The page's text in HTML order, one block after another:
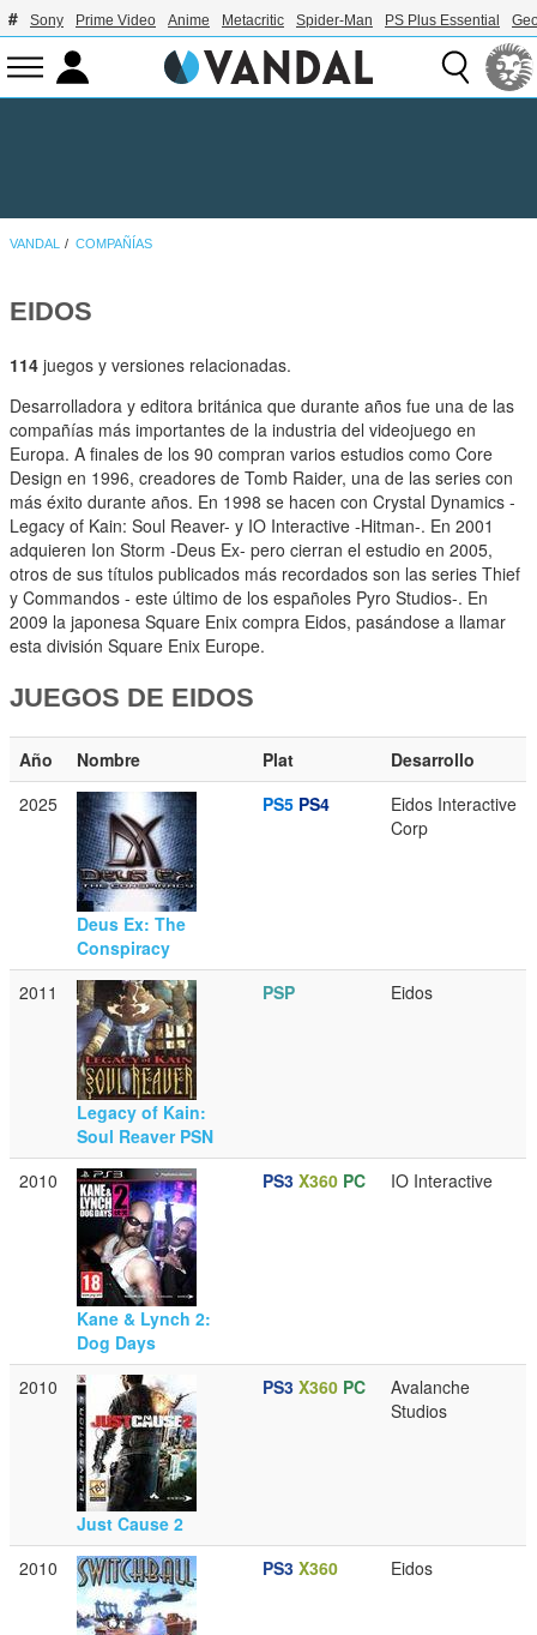
Sony Prime Video Anime Metacritic Spider-Man PS Plus Essential
VANDAL COMPAÑÍAS
EIDOS
114 juegos y versiones relacionadas.
Desarrolladora y editora británica que durante años fue una de las
compañías más importantes de la industria del videojuego en
Europa. A finales de los 90 compran varios estudios como Core
Design en 1996, creadores de Tomb Raider, una de las series con
más éxito durante años. En 1998 se hacen con Crystal Dynamics -
Legacy of Kain: Soul Reaver- y IO Interactive -Hitman-. En 2001
adquieren Ion Storm -Deus Ex- pero cierran el estudio en 2005,
otros de sus títulos publicados más recordados son las series Thief
y Commandos - este último de los españoles Pyro Studios-. En
2009 la japonesa Square Enix compra Eidos, pasándose a llamar
esta división Square Enix Europe.
JUEGOS DE EIDOS
Año Nombre Plat
Desarrollo
2025
Deus Ex: The
Conspiracy
PS5 PS4
Eidos Interactive
Corp
2011
Legacy of Kain:
Soul Reaver PSN
PSP Eidos
2010
Kane & Lynch 2:
Dog Days
PS3 X360 PC IO Interactive
2010
Just Cause 2
PS3 X360 PC
Avalanche
Studios
2010 PS3 X360 Eidos